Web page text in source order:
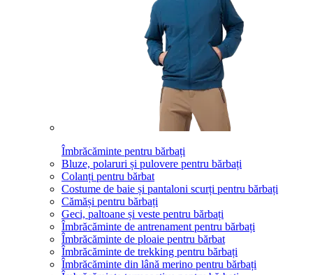
Îmbrăcăminte pentru bărbați
Bluze, polaruri și pulovere pentru bărbați
Colanți pentru bărbat
Costume de baie și pantaloni scurți pentru bărbați
Cămăși pentru bărbați
Geci, paltoane și veste pentru bărbați
Îmbrăcăminte de antrenament pentru bărbați
Îmbrăcăminte de ploaie pentru bărbat
Îmbrăcăminte de trekking pentru bărbați
Îmbrăcăminte din lână merino pentru bărbați